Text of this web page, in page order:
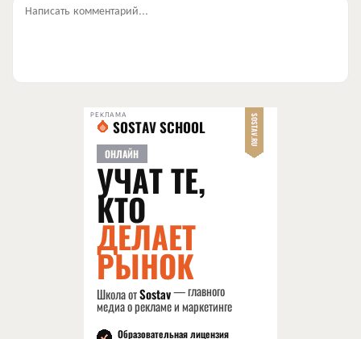
Написать комментарий...
РЕКЛАМА